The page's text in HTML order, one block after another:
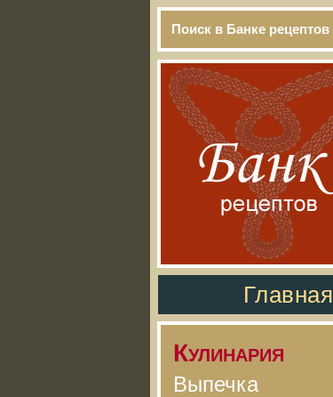
Поиск в Банке рецептов
Главная
Кулинария
Выпечка